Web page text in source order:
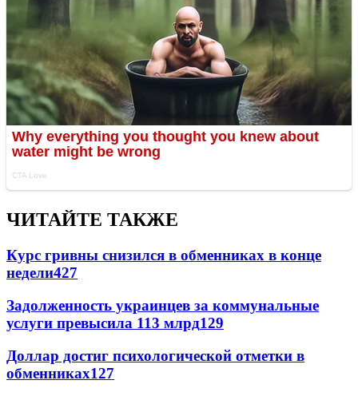
ЧИТАЙТЕ ТАКЖЕ
Курс гривны снизился в обменниках в конце
недели427
Задолженность украинцев за коммунальные
услуги превысила 113 млрд129
Доллар достиг психологической отметки в
обменниках127